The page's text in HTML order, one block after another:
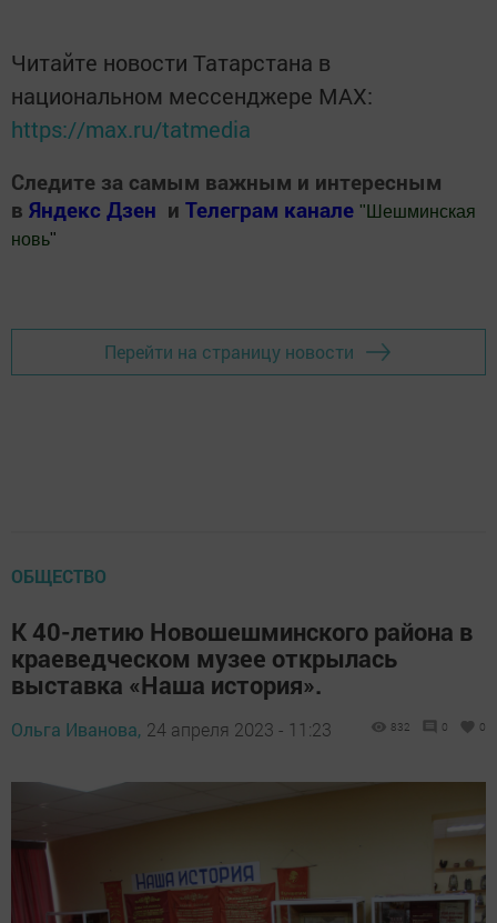
Читайте новости Татарстана в
национальном мессенджере MАХ:
https://max.ru/tatmedia
Следите за самым важным и интересным
в Яндекс Дзен и Телеграм канале " Шешминская
новь"
Перейти на страницу новости
ОБЩЕСТВО
К 40-летию Новошешминского района в
краеведческом музее открылась
выставка «Наша история».
Ольга Иванова, 24 апреля 2023 - 11:23 832 0 0